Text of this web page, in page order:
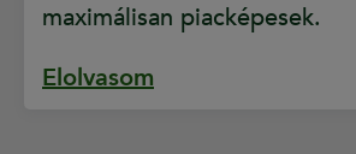
maximálisan piacképesek.
Elolvasom